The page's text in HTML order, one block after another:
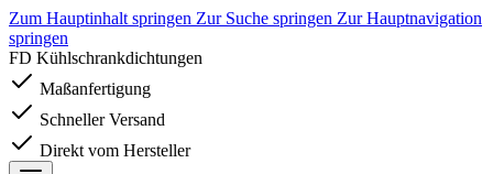
Zum Hauptinhalt springen Zur Suche springen Zur Hauptnavigation
springen
FD Kühlschrankdichtungen
Maßanfertigung
Schneller Versand
Direkt vom Hersteller